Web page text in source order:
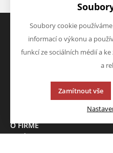
VŠE O NÁKUPU
Vrácení zboží
Zásady zpracování osobních
O FIRMĚ
O nás
Soubory cookie
informací o výkonu a
funkcí ze sociálních médií a
a
Zamítnout vše